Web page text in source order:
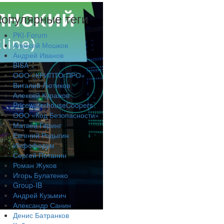
теги
PKI-Forum
Алексей Мошков
Андрей Иванов
BISA
ООО «КРИПТО-ПРО»
Виталий Лютиков
Алексей Куражов
PricewaterhouseCoopers
ООО «Код Безопасности»
Матвей Геринг
Евгений Родыгин
Инфофорум
Сергей Потанин
Роман Жуков
Игорь Булатенко
Group-IB
Андрей Кузьмич
Александр Санин
Денис Батранков